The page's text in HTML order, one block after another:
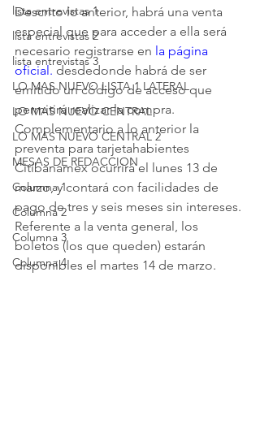
lista entrevistas 1
lista entrevistas 2
lista entrevistas 3
LO MAS NUEVO LISTA 1 LATERAL
LO MAS NUEVO CENTRAL
LO MAS NUEVO CENTRAL 2
MESAS DE REDACCION
Columna 1
Columna 2
Columna 3
Columna 4
Descrito lo anterior, habrá una venta
especial que para acceder a ella será
necesario registrarse en la página
oficial. desdedonde habrá de ser
emitido un código de acceso que
permitirá realizar la compra.
Complementario a lo anterior la
preventa para tarjetahabientes
Citibanamex ocurrirá el lunes 13 de
marzo, y contará con facilidades de
pago de tres y seis meses sin intereses.
Referente a la venta general, los
boletos (los que queden) estarán
disponibles el martes 14 de marzo.